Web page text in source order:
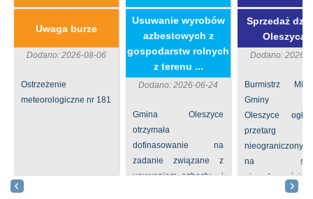
Uwaga burze
Dodano: 2026-08-06
Ostrzeżenie
meteorologiczne nr 181
​Usuwanie wyrobów
azbestowych z
gospodarstw rolnych
z terenu ...
Dodano: 2026-06-24
Gmina Oleszyce
otrzymała
dofinasowanie na
zadanie związane z
usuwaniem azbestu i
Sprzedaż
Dodano: 2026-
Burmistrz
Gminy
Oleszyce
przetarg
nieograniczony
na
nieruchomości nr